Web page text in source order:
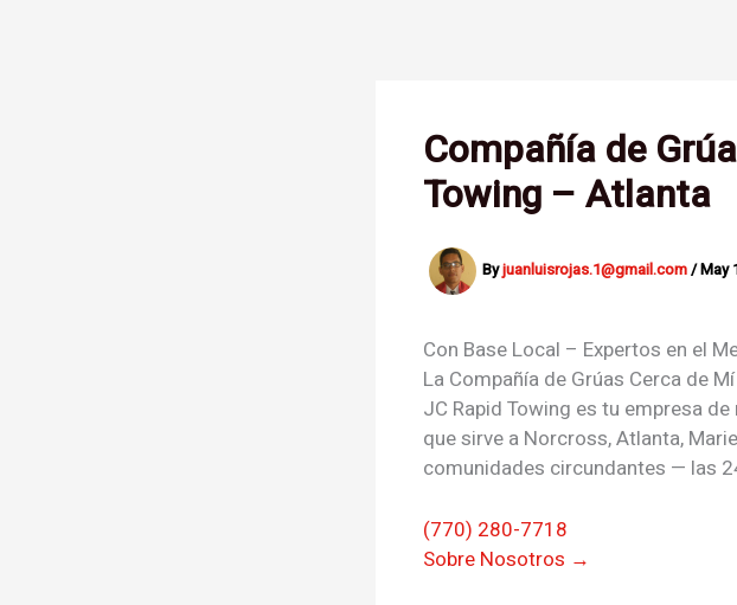
Compañía de
Towing – Atlanta
Byjuanluisrojas.1@gmail.com/May
Con Base Local – Expertos en el
La Compañía de Grúas Cerca de Mí
JC Rapid Towing es tu empresa
que sirve a Norcross, Atlanta,
comunidades circundantes — las
(770) 280-7718
Sobre Nosotros →